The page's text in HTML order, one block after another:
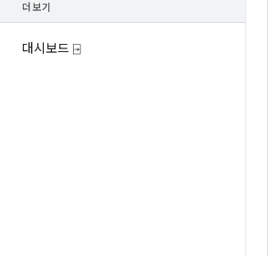
더보기
대시보드 ⍈